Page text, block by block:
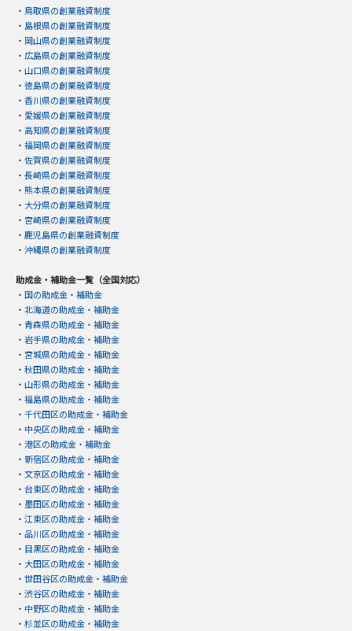
・ 鳥取県の創業融資制度
・ 島根県の創業融資制度
・ 岡山県の創業融資制度
・ 広島県の創業融資制度
・ 山口県の創業融資制度
・ 徳島県の創業融資制度
・ 香川県の創業融資制度
・ 愛媛県の創業融資制度
・ 高知県の創業融資制度
・ 福岡県の創業融資制度
・ 佐賀県の創業融資制度
・ 長崎県の創業融資制度
・ 熊本県の創業融資制度
・ 大分県の創業融資制度
・ 宮崎県の創業融資制度
・ 鹿児島県の創業融資制度
・ 沖縄県の創業融資制度
助成金・補助金一覧（全国対応）
・ 国の助成金・補助金
・ 北海道の助成金・補助金
・ 青森県の助成金・補助金
・ 岩手県の助成金・補助金
・ 宮城県の助成金・補助金
・ 秋田県の助成金・補助金
・ 山形県の助成金・補助金
・ 福島県の助成金・補助金
・ 千代田区の助成金・補助金
・ 中央区の助成金・補助金
・ 港区の助成金・補助金
・ 新宿区の助成金・補助金
・ 文京区の助成金・補助金
・ 台東区の助成金・補助金
・ 墨田区の助成金・補助金
・ 江東区の助成金・補助金
・ 品川区の助成金・補助金
・ 目黒区の助成金・補助金
・ 大田区の助成金・補助金
・ 世田谷区の助成金・補助金
・ 渋谷区の助成金・補助金
・ 中野区の助成金・補助金
・ 杉並区の助成金・補助金